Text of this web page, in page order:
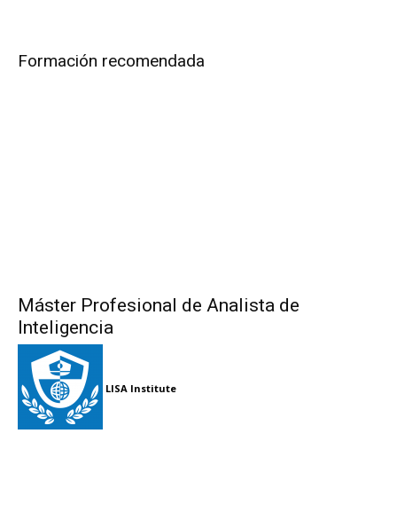
Formación recomendada
Máster Profesional de Analista de
Inteligencia
LISA Institute